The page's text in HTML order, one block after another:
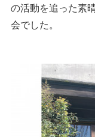
の活動を追った素
会でした。